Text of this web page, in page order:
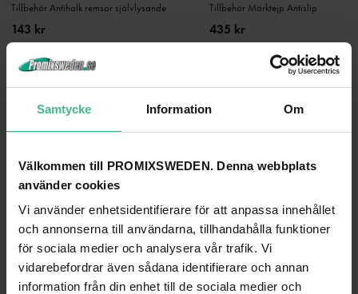
Samtycke Information Om
Välkommen till PROMIXSWEDEN. Denna webbplats
använder cookies
Vi använder enhetsidentifierare för att anpassa innehållet
och annonserna till användarna, tillhandahålla funktioner
för sociala medier och analysera vår trafik. Vi
vidarebefordrar även sådana identifierare och annan
information från din enhet till de sociala medier och
Tillbehör Antihalk remsor självlysande
143 kr
GÅ TILL PRODUKT
Tillbehör Märktejp Antislip
435 kr
GÅ TILL PRODUKT
ANDRA KUNDER KÖPTE OCKSÅ